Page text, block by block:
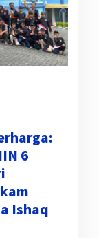
6
Ishaq